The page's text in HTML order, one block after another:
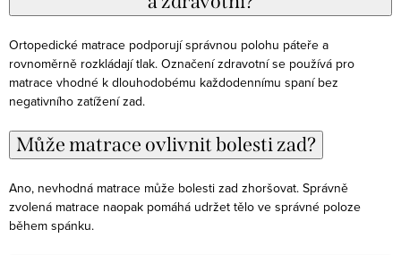
Ortopedické matrace podporují správnou polohu páteře a
rovnoměrně rozkládají tlak. Označení zdravotní se používá pro
matrace vhodné k dlouhodobému každodennímu spaní bez
negativního zatížení zad.
Může matrace ovlivnit bolesti zad?
Ano, nevhodná matrace může bolesti zad zhoršovat. Správně
zvolená matrace naopak pomáhá udržet tělo ve správné poloze
během spánku.